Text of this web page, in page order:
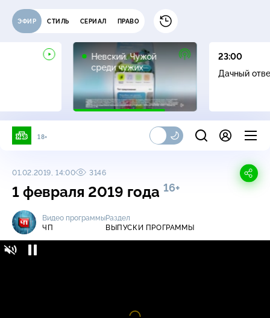
ЭФИР СТИЛЬ СЕРИАЛ ПРАВО
Невский. Чужой
среди чужих
16+
23:00
Дачный
18+
01.02.2019, 14:00 3146
1 февраля 2019 года 16+
Видео программы
ЧП
Раздел
ВЫПУСКИ ПРОГРАММЫ